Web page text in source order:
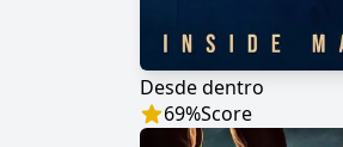
Desde dentro
69%Score